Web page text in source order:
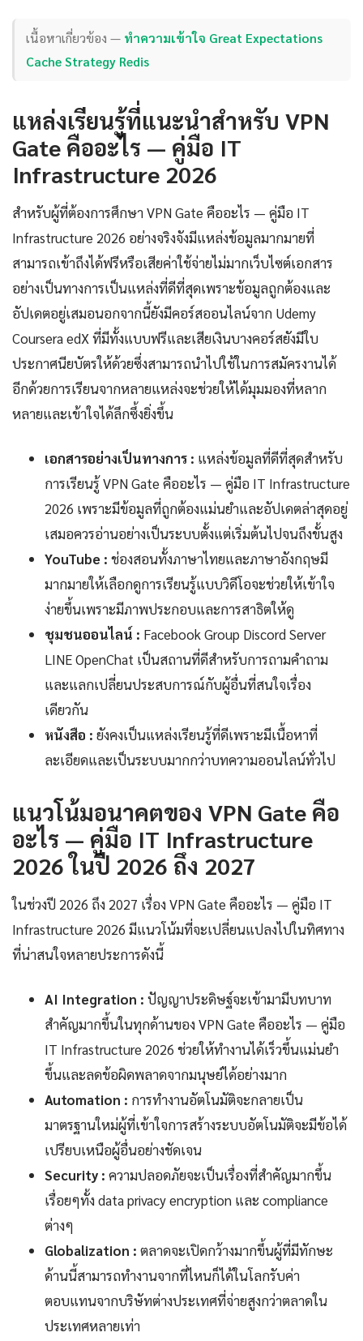
เนื้อหาเกี่ยวข้อง — ทำความเข้าใจ Great Expectations
Cache Strategy Redis
แหล่งเรียนรู้ที่แนะนำสำหรับ VPN
Gate คืออะไร — คู่มือ IT
Infrastructure 2026
สำหรับผู้ที่ต้องการศึกษา VPN Gate คืออะไร — คู่มือ IT
Infrastructure 2026 อย่างจริงจังมีแหล่งข้อมูลมากมายที่
สามารถเข้าถึงได้ฟรีหรือเสียค่าใช้จ่ายไม่มากเว็บไซต์เอกสาร
อย่างเป็นทางการเป็นแหล่งที่ดีที่สุดเพราะข้อมูลถูกต้องและ
อัปเดตอยู่เสมอนอกจากนี้ยังมีคอร์สออนไลน์จาก Udemy
Coursera edX ที่มีทั้งแบบฟรีและเสียเงินบางคอร์สยังมีใบ
ประกาศนียบัตรให้ด้วยซึ่งสามารถนำไปใช้ในการสมัครงานได้
อีกด้วยการเรียนจากหลายแหล่งจะช่วยให้ได้มุมมองที่หลาก
หลายและเข้าใจได้ลึกซึ้งยิ่งขึ้น
เอกสารอย่างเป็นทางการ : แหล่งข้อมูลที่ดีที่สุดสำหรับ
การเรียนรู้ VPN Gate คืออะไร — คู่มือ IT Infrastructure
2026 เพราะมีข้อมูลที่ถูกต้องแม่นยำและอัปเดตล่าสุดอยู่
เสมอควรอ่านอย่างเป็นระบบตั้งแต่เริ่มต้นไปจนถึงขั้นสูง
YouTube : ช่องสอนทั้งภาษาไทยและภาษาอังกฤษมี
มากมายให้เลือกดูการเรียนรู้แบบวิดีโอจะช่วยให้เข้าใจ
ง่ายขึ้นเพราะมีภาพประกอบและการสาธิตให้ดู
ชุมชนออนไลน์ : Facebook Group Discord Server
LINE OpenChat เป็นสถานที่ดีสำหรับการถามคำถาม
และแลกเปลี่ยนประสบการณ์กับผู้อื่นที่สนใจเรื่อง
เดียวกัน
หนังสือ : ยังคงเป็นแหล่งเรียนรู้ที่ดีเพราะมีเนื้อหาที่
ละเอียดและเป็นระบบมากกว่าบทความออนไลน์ทั่วไป
แนวโน้มอนาคตของ VPN Gate คือ
อะไร — คู่มือ IT Infrastructure
2026 ในปี 2026 ถึง 2027
ในช่วงปี 2026 ถึง 2027 เรื่อง VPN Gate คืออะไร — คู่มือ IT
Infrastructure 2026 มีแนวโน้มที่จะเปลี่ยนแปลงไปในทิศทาง
ที่น่าสนใจหลายประการดังนี้
AI Integration : ปัญญาประดิษฐ์จะเข้ามามีบทบาท
สำคัญมากขึ้นในทุกด้านของ VPN Gate คืออะไร — คู่มือ
IT Infrastructure 2026 ช่วยให้ทำงานได้เร็วขึ้นแม่นยำ
ขึ้นและลดข้อผิดพลาดจากมนุษย์ได้อย่างมาก
Automation : การทำงานอัตโนมัติจะกลายเป็น
มาตรฐานใหม่ผู้ที่เข้าใจการสร้างระบบอัตโนมัติจะมีข้อได้
เปรียบเหนือผู้อื่นอย่างชัดเจน
Security : ความปลอดภัยจะเป็นเรื่องที่สำคัญมากขึ้น
เรื่อยๆทั้ง data privacy encryption และ compliance
ต่างๆ
Globalization : ตลาดจะเปิดกว้างมากขึ้นผู้ที่มีทักษะ
ด้านนี้สามารถทำงานจากที่ไหนก็ได้ในโลกรับค่า
ตอบแทนจากบริษัทต่างประเทศที่จ่ายสูงกว่าตลาดใน
ประเทศหลายเท่า